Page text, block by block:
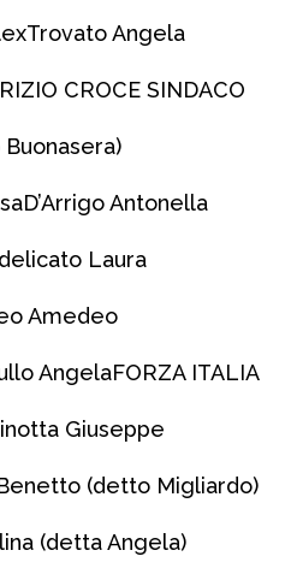
Trovato Angela
CROCE SINDACO
D’Arrigo Antonella
Laura
Amedeo
AngelaFORZA ITALIA
Giuseppe
(detto Migliardo)
(detta Angela)